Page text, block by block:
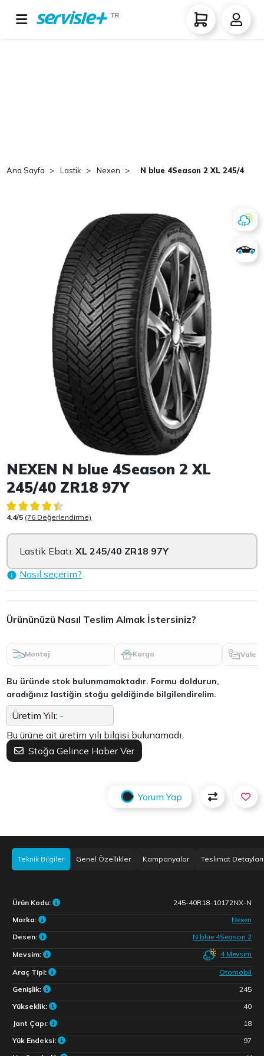
TR
Ana Sayfa Lastik Nexen N blue 4Season 2 XL 245/40
Item 1 of 1
NEXEN N blue 4Season 2 XL
245/40 ZR18 97Y
4.4/5 (76 Değerlendirme)
Lastik Ebatı:XL 245/40 ZR18 97Y
Nasıl seçerim?
Ürününüzü Nasıl Teslim Almak İstersiniz?
Montaj Kargo Vale
Bu üründe stok bulunmamaktadır. Formu doldurun,
aradığınız lastiğin stoğu geldiğinde bilgilendirelim.
Üretim Yılı: -
Bu ürüne ait üretim yılı bilgisi bulunamadı.
Stoğa Gelince Haber Ver
Yorum Yap
Teknik Bilgiler Genel Özellikler Kampanyalar Teslimat Detayları
Ürün Kodu:
245-40R18-10172NX-N
Marka:
Nexen
Desen:
N blue 4Season 2
Mevsim:
4 Mevsim
Araç Tipi:
Otomobil
Genişlik:
245
Yükseklik:
40
Jant Çapı:
18
Yük Endeksi:
97